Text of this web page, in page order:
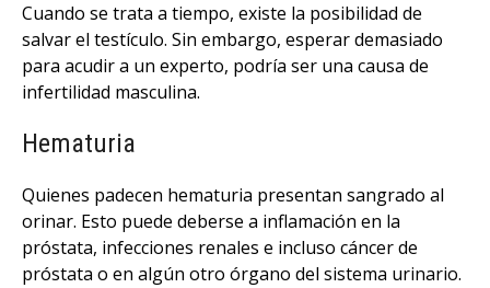
Cuando se trata a tiempo, existe la posibilidad de
salvar el testículo. Sin embargo, esperar demasiado
para acudir a un experto, podría ser una causa de
infertilidad masculina.
Hematuria
Quienes padecen hematuria presentan sangrado al
orinar. Esto puede deberse a inflamación en la
próstata, infecciones renales e incluso cáncer de
próstata o en algún otro órgano del sistema urinario.